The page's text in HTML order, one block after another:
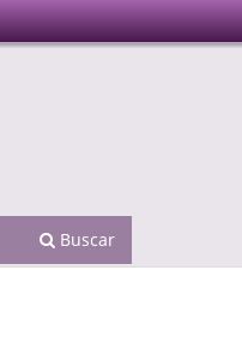
Buscar